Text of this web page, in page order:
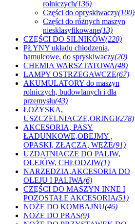
rolniczych(136)
Części do opryskiwaczy(100)
Części do różnych maszyn
niesklasyfikowane(13)
CZĘŚCI DO SILNIKÓW(220)
PŁYNY układu chłodzenia,
hamulcowe, do spryskiwaczy(20)
CHEMIA WARSZTATOWA(48)
LAMPY OSTRZEGAWCZE(67)
AKUMULATORY do maszyn
rolniczych, budowlanych i dla
przemysłu(43)
ŁOŻYSKA,
USZCZELNIACZE,ORINGI(278)
AKCESORIA, PASY
ŁADUNKOWE,OBEJMY ,
OPASKI, ZŁĄCZA, WĘŻE(91)
UZDATNIACZE DO PALIW,
OLEJÓW, CHŁODZIW(1)
NARZEDZIA,AKCESORIA DO
OLEJU I PALIWA(6)
CZĘŚCI DO MASZYN INNE I
POZOSTAŁE AKCESORIA(51)
NOŻE DO KOMBAJNU(46)
NOŻE DO PRAS(9)